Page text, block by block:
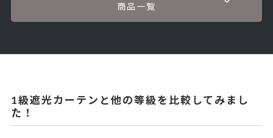
商品一覧
1級遮光カーテンと他の等級を比較してみまし
た！